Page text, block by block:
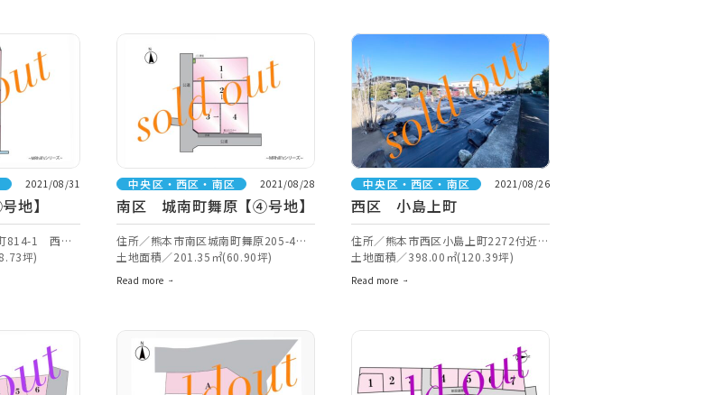
2021/08/31
地】
814-1 西側
坪)
中央区・西区・南区 2021/08/28
南区 城南町舞原【④号地】
住所／熊本市南区城南町舞原205-4付
近【ナビ検索】
土地面積／201.35㎡(60.90坪)
Read more
中央区・西区・南区 2021/08/26
西区 小島上町
住所／熊本市西区小島上町2272付近
【ナビ検索】
土地面積／398.00㎡(120.39坪)
Read more